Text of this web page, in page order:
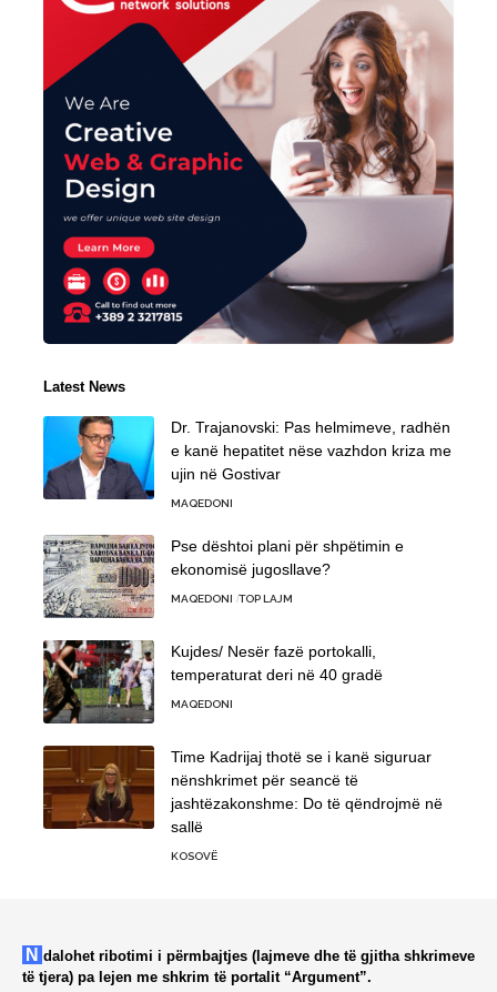
Latest News
Dr. Trajanovski: Pas helmimeve, radhën
e kanë hepatitet nëse vazhdon kriza me
ujin në Gostivar
MAQEDONI
Pse dështoi plani për shpëtimin e
ekonomisë jugosllave?
MAQEDONI TOP LAJM
Kujdes/ Nesër fazë portokalli,
temperaturat deri në 40 gradë
MAQEDONI
Time Kadrijaj thotë se i kanë siguruar
nënshkrimet për seancë të
jashtëzakonshme: Do të qëndrojmë në
sallë
KOSOVË
Ndalohet ribotimi i përmbajtjes (lajmeve dhe të gjitha shkrimeve
të tjera) pa lejen me shkrim të portalit “Argument”.